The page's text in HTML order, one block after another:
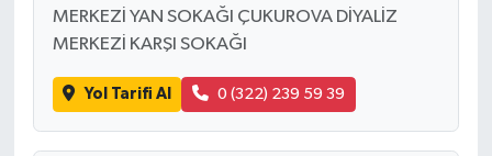
MERKEZİ YAN SOKAĞI ÇUKUROVA DİYALİZ
MERKEZİ KARŞI SOKAĞI
Yol Tarifi Al 0 (322) 239 59 39